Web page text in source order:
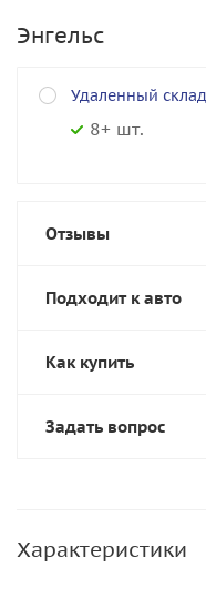
Энгельс
Удаленный
8+ шт.
Отзывы
Подходит к авто
Как купить
Задать вопрос
Характеристики